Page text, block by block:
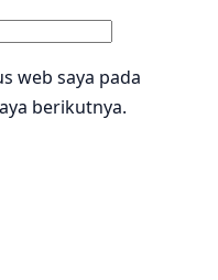
web saya pada
berikutnya.